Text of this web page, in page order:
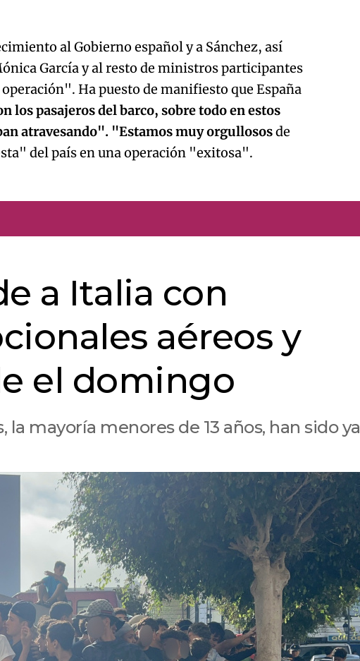
al Gobierno español y a Sánchez, así
García y al resto de ministros participantes
Ha puesto de manifiesto que España
los pasajeros del barco, sobre todo en estos
atravesando". "Estamos muy orgullososde
del país en una operación "exitosa".
a Italia con
aéreos y
el domingo
la mayoría menores de 13 años, han sido ya